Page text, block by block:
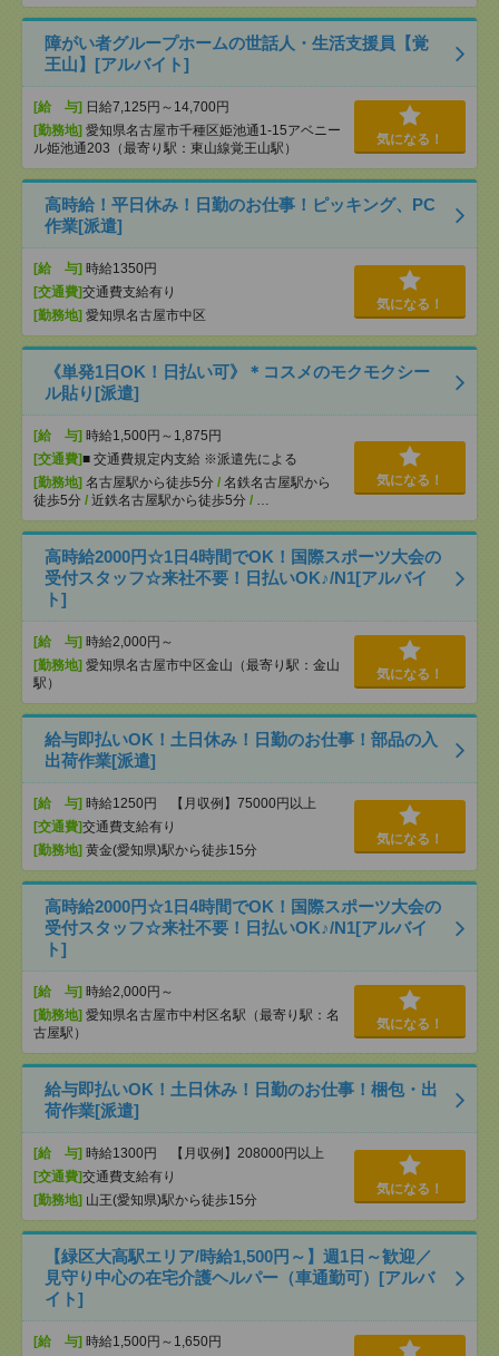
障がい者グループホームの世話人・生活支援員【覚
王山】[アルバイト]
[給 与] 日給7,125円～14,700円
[勤務地] 愛知県名古屋市千種区姫池通1-15アベニー
ル姫池通203（最寄り駅：東山線覚王山駅）
気になる！
高時給！平日休み！日勤のお仕事！ピッキング、PC
作業[派遣]
[給 与] 時給1350円
[交通費]交通費支給有り
[勤務地] 愛知県名古屋市中区
気になる！
《単発1日OK！日払い可》＊コスメのモクモクシー
ル貼り[派遣]
[給 与] 時給1,500円～1,875円
[交通費]■ 交通費規定内支給 ※派遣先による
[勤務地] 名古屋駅から徒歩5分 / 名鉄名古屋駅から
徒歩5分 / 近鉄名古屋駅から徒歩5分 / …
気になる！
高時給2000円☆1日4時間でOK！国際スポーツ大会の
受付スタッフ☆来社不要！日払いOK♪/N1[アルバイ
ト]
[給 与] 時給2,000円～
[勤務地] 愛知県名古屋市中区金山（最寄り駅：金山
駅）
気になる！
給与即払いOK！土日休み！日勤のお仕事！部品の入
出荷作業[派遣]
[給 与] 時給1250円 【月収例】75000円以上
[交通費]交通費支給有り
[勤務地] 黄金(愛知県)駅から徒歩15分
気になる！
高時給2000円☆1日4時間でOK！国際スポーツ大会の
受付スタッフ☆来社不要！日払いOK♪/N1[アルバイ
ト]
[給 与] 時給2,000円～
[勤務地] 愛知県名古屋市中村区名駅（最寄り駅：名
古屋駅）
気になる！
給与即払いOK！土日休み！日勤のお仕事！梱包・出
荷作業[派遣]
[給 与] 時給1300円 【月収例】208000円以上
[交通費]交通費支給有り
[勤務地] 山王(愛知県)駅から徒歩15分
気になる！
【緑区大高駅エリア/時給1,500円～】週1日～歓迎／
見守り中心の在宅介護ヘルパー（車通勤可）[アルバ
イト]
[給 与] 時給1,500円～1,650円